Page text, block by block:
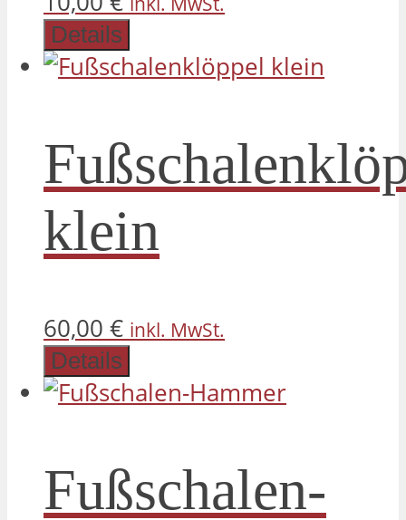
Details
klein
60,00 € inkl. MwSt.
Details
Fußschalen-